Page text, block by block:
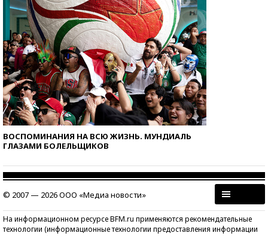
ВОСПОМИНАНИЯ НА ВСЮ ЖИЗНЬ. МУНДИАЛЬ
ГЛАЗАМИ БОЛЕЛЬЩИКОВ
© 2007 — 2026 ООО «Медиа новости»
На информационном ресурсе BFM.ru применяются рекомендательные
технологии (информационные технологии предоставления информации